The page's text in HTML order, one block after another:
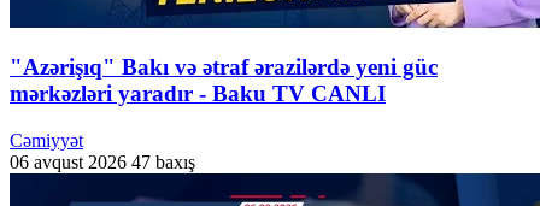
"Azərişıq" Bakı və ətraf ərazilərdə yeni güc
mərkəzləri yaradır - Baku TV CANLI
Cəmiyyət
06 avqust 2026 47 baxış